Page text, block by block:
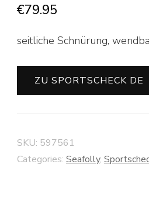
€79.95
seitliche Schnürung,
ZU SPORTSCHECK DE
SKU: 597561
Categories: Seafolly,